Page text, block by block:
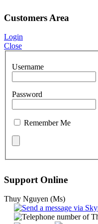
Customers Area
Login
Close
Username
Password
Remember Me
Support Online
Thuy Nguyen (Ms)